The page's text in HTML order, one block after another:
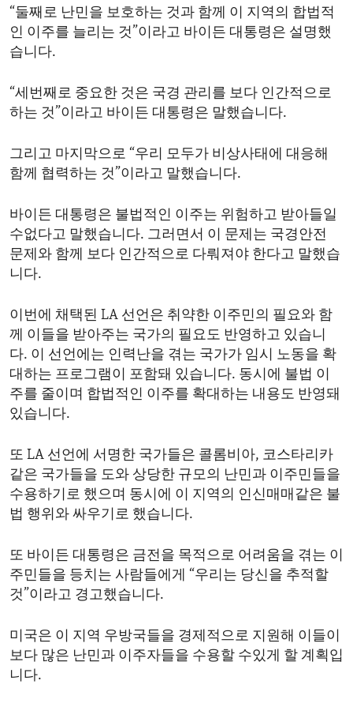
“둘째로 난민을 보호하는 것과 함께 이 지역의 합법적
인 이주를 늘리는 것”이라고 바이든 대통령은 설명했
습니다.
“세번째로 중요한 것은 국경 관리를 보다 인간적으로
하는 것”이라고 바이든 대통령은 말했습니다.
그리고 마지막으로 “우리 모두가 비상사태에 대응해
함께 협력하는 것”이라고 말했습니다.
바이든 대통령은 불법적인 이주는 위험하고 받아들일
수없다고 말했습니다. 그러면서 이 문제는 국경안전
문제와 함께 보다 인간적으로 다뤄져야 한다고 말했습
니다.
이번에 채택된 LA 선언은 취약한 이주민의 필요와 함
께 이들을 받아주는 국가의 필요도 반영하고 있습니
다. 이 선언에는 인력난을 겪는 국가가 임시 노동을 확
대하는 프로그램이 포함돼 있습니다. 동시에 불법 이
주를 줄이며 합법적인 이주를 확대하는 내용도 반영돼
있습니다.
또 LA 선언에 서명한 국가들은 콜롬비아, 코스타리카
같은 국가들을 도와 상당한 규모의 난민과 이주민들을
수용하기로 했으며 동시에 이 지역의 인신매매같은 불
법 행위와 싸우기로 했습니다.
또 바이든 대통령은 금전을 목적으로 어려움을 겪는 이
주민들을 등치는 사람들에게 “우리는 당신을 추적할
것”이라고 경고했습니다.
미국은 이 지역 우방국들을 경제적으로 지원해 이들이
보다 많은 난민과 이주자들을 수용할 수있게 할 계획입
니다.